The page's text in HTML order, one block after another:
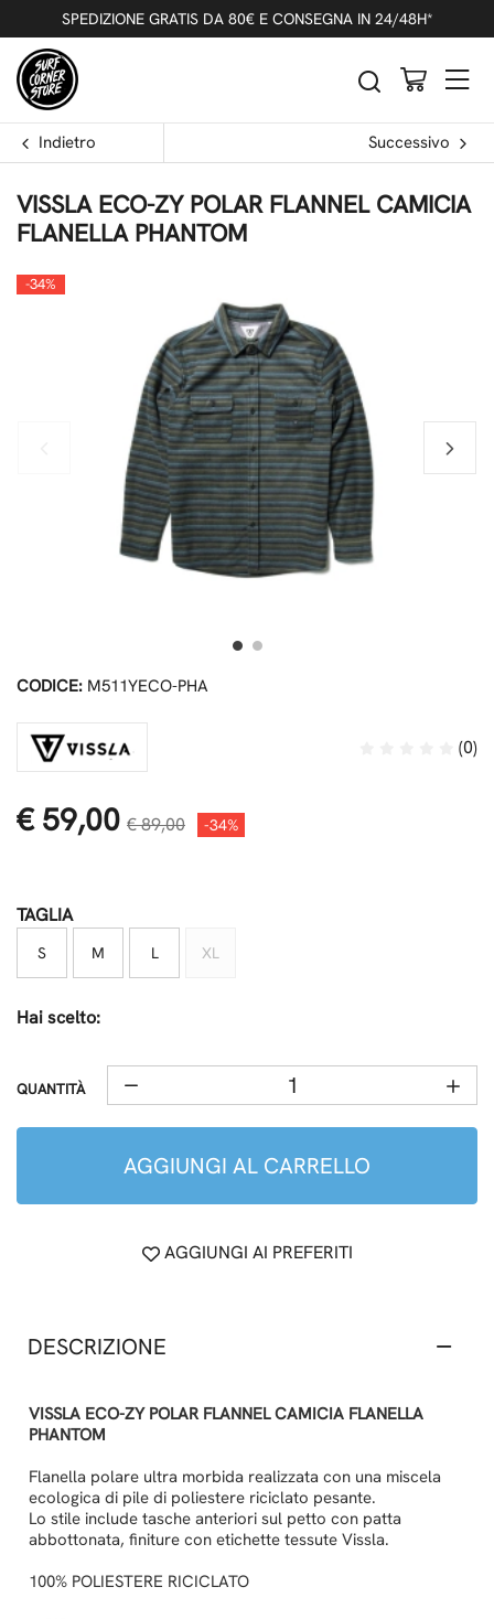
SPEDIZIONE GRATIS DA 80€ E CONSEGNA IN 24/48H*
Indietro Successivo
VISSLA ECO-ZY POLAR FLANNEL CAMICIA
FLANELLA PHANTOM
-34%
CODICE: M511YECO-PHA
(0)
€ 59,00 € 89,00 -34%
TAGLIA
S M L XL
Hai scelto:
QUANTITÀ
AGGIUNGI AL CARRELLO
AGGIUNGI AI PREFERITI
DESCRIZIONE
VISSLA ECO-ZY POLAR FLANNEL CAMICIA FLANELLA
PHANTOM
Flanella polare ultra morbida realizzata con una miscela
ecologica di pile di poliestere riciclato pesante.
Lo stile include tasche anteriori sul petto con patta
abbottonata, finiture con etichette tessute Vissla.
100% POLIESTERE RICICLATO